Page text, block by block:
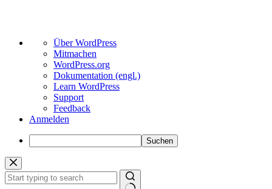
Über
WordPress
Über WordPress
Mitmachen
WordPress.org
Dokumentation (engl.)
Learn WordPress
Support
Feedback
Anmelden
Suchen
Zum
Inhalt
springen